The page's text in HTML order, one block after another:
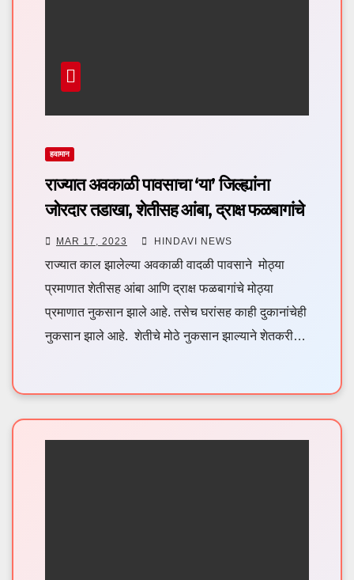
हवामान
राज्यात अवकाळी पावसाचा ‘या’ जिल्ह्यांना
जोरदार तडाखा, शेतीसह आंबा, द्राक्ष फळबागांचे
मोठे नुकसान
MAR 17, 2023 HINDAVI NEWS
राज्यात काल झालेल्या अवकाळी वादळी पावसाने मोठ्या
प्रमाणात शेतीसह आंबा आणि द्राक्ष फळबागांचे मोठ्या
प्रमाणात नुकसान झाले आहे. तसेच घरांसह काही दुकानांचेही
नुकसान झाले आहे. शेतीचे मोठे नुकसान झाल्याने शेतकरी…